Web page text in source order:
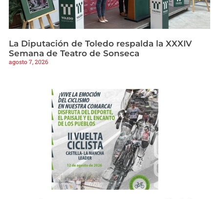
La Diputación de Toledo respalda la XXXIV
Semana de Teatro de Sonseca
agosto 7, 2026